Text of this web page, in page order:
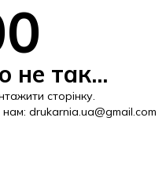
не так...
сторінку.
нам: drukarnia.ua@gmail.com